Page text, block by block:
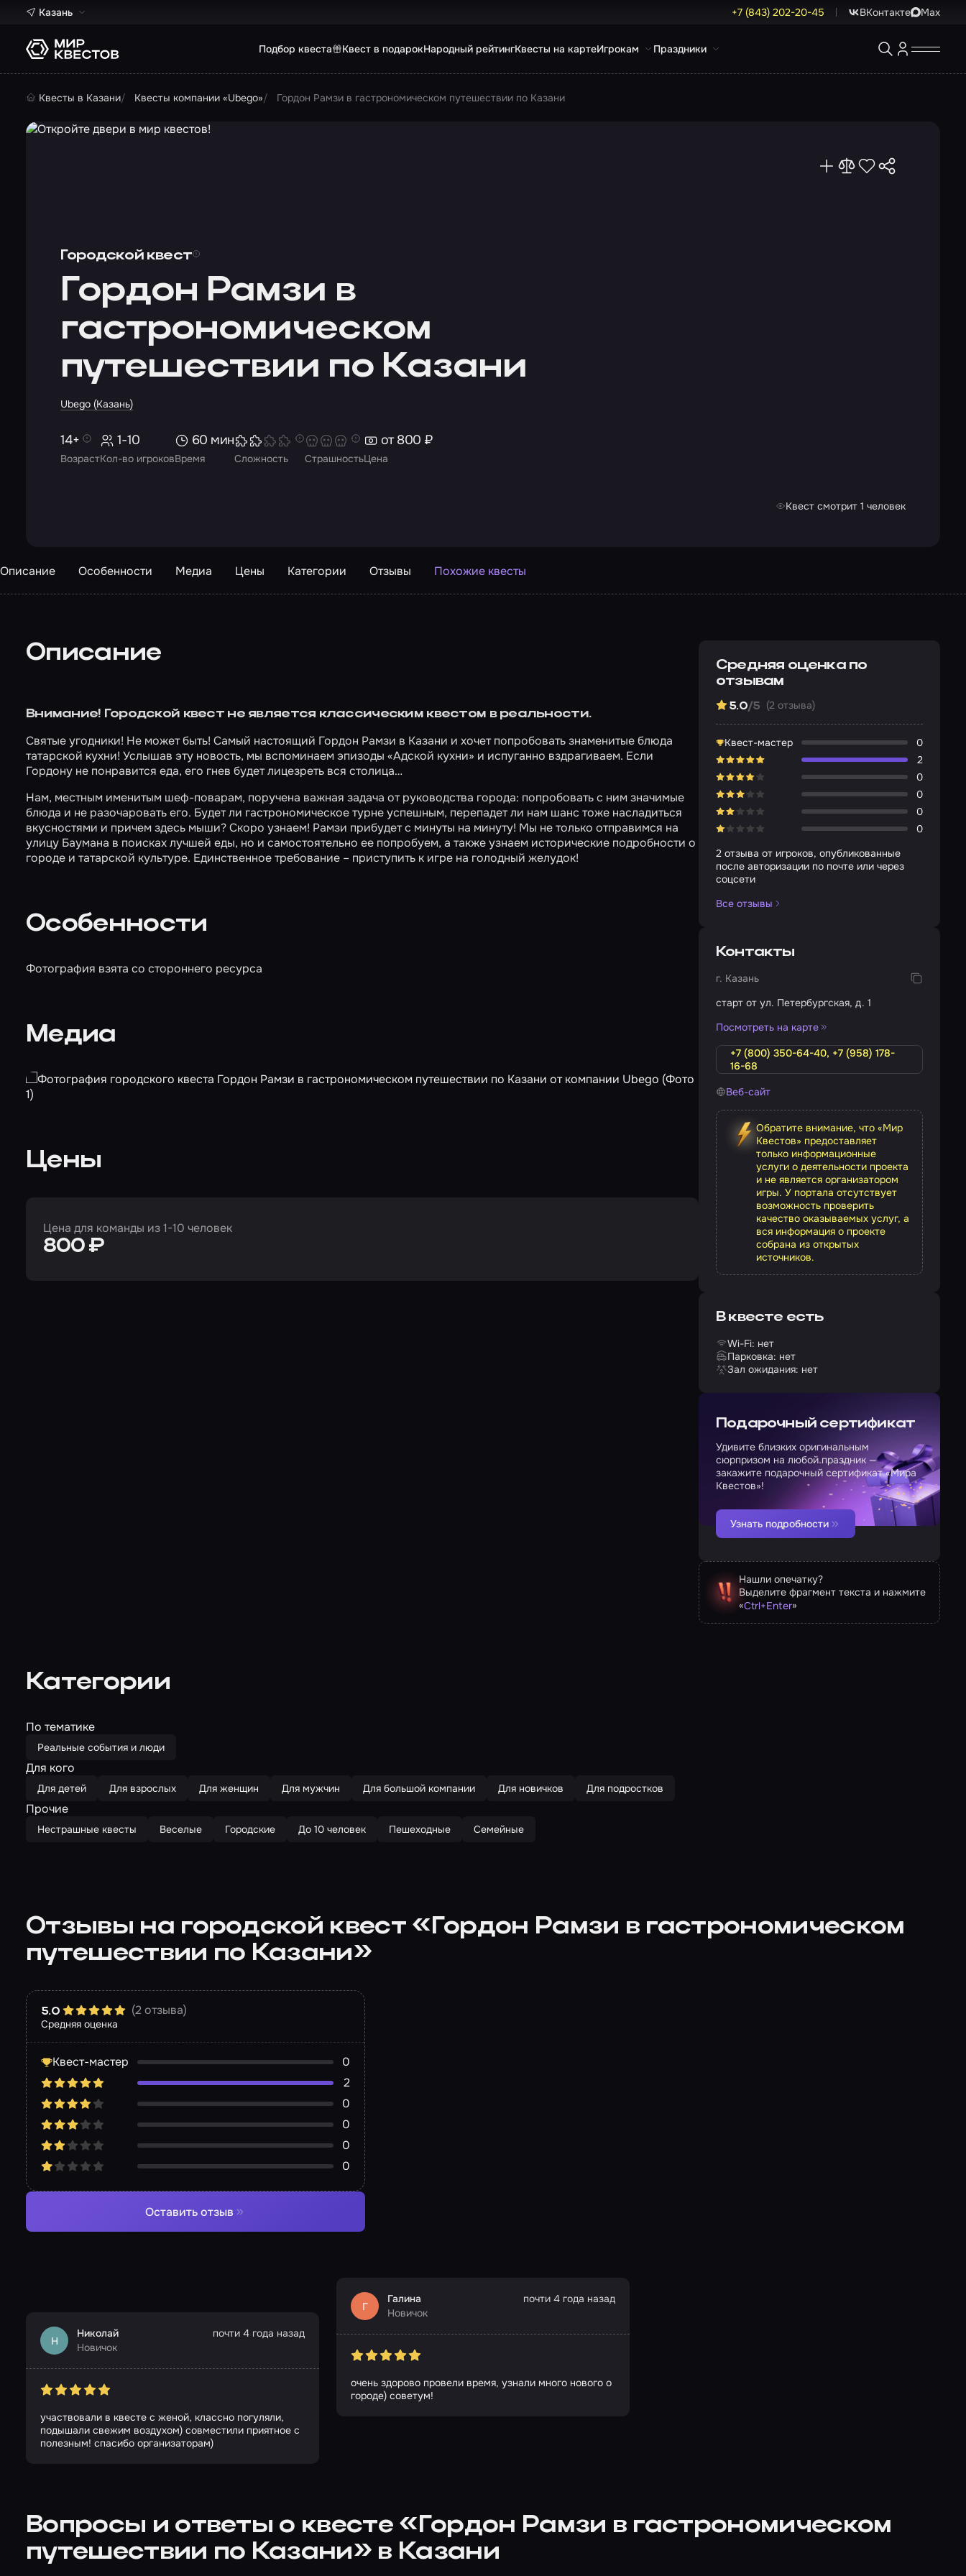
Казань +7 (843) 202-20-45 ВКонтакте Max
Подбор квеста Квест в подарокНародный рейтингКвесты на картеИгрокам Праздники
Квесты в Казани Квесты компании «Ubego» Гордон Рамзи в гастрономическом путешествии по Казани
Городской квест
Гордон Рамзи в
гастрономическом
путешествии по Казани
Ubego (Казань)
Возраст
14+
Кол-во игроков
1-10
Время
60 мин
Сложность СтрашностьЦена
от 800 ₽
Квест смотрит 1 человек
Описание Особенности Медиа Цены Категории Отзывы Похожие квесты
Описание
Внимание! Городской квест не является классическим квестом в реальности.
Святые угодники! Не может быть! Самый настоящий Гордон Рамзи в Казани и хочет попробовать знаменитые блюда
татарской кухни! Услышав эту новость, мы вспоминаем эпизоды «Адской кухни» и испуганно вздрагиваем. Если
Гордону не понравится еда, его гнев будет лицезреть вся столица…
Нам, местным именитым шеф-поварам, поручена важная задача от руководства города: попробовать с ним значимые
блюда и не разочаровать его. Будет ли гастрономическое турне успешным, перепадет ли нам шанс тоже насладиться
вкусностями и причем здесь мыши? Скоро узнаем! Рамзи прибудет с минуты на минуту! Мы не только отправимся на
улицу Баумана в поисках лучшей еды, но и самостоятельно ее попробуем, а также узнаем исторические подробности о
городе и татарской культуре. Единственное требование – приступить к игре на голодный желудок!
Особенности
Фотография взята со стороннего ресурса
Медиа
Цены
Цена для команды из 1-10 человек
800 ₽
Средняя оценка по
отзывам
5.0/5 (2 отзыва)
Квест-мастер
0
2
0
0
0
0
2 отзыва от игроков, опубликованные
после авторизации по почте или через
соцсети
Все отзывы
Контакты
г. Казань
старт от ул. Петербургская, д. 1
Посмотреть на карте
+7 (800) 350-64-40, +7 (958) 178-
16-68
Веб-сайт
Обратите внимание, что «Мир
Квестов» предоставляет
только информационные
услуги о деятельности проекта
и не является организатором
игры. У портала отсутствует
возможность проверить
качество оказываемых услуг, а
вся информация о проекте
собрана из открытых
источников.
В квесте есть
Wi-Fi: нет
Парковка: нет
Зал ожидания: нет
Подарочный сертификат
Удивите близких оригинальным
сюрпризом на любой праздник —
закажите подарочный сертификат «Мира
Квестов»!
Узнать подробности
Нашли опечатку?
Выделите фрагмент текста и нажмите
«Ctrl+Enter»
Категории
По тематике
Реальные события и люди
Для кого
Для детей Для взрослых Для женщин Для мужчин Для большой компании Для новичков Для подростков
Прочие
Нестрашные квесты Веселые Городские До 10 человек Пешеходные Семейные
Отзывы на городской квест «Гордон Рамзи в гастрономическом
путешествии по Казани»
Средняя оценка
5.0 (2 отзыва)
Квест-мастер
0
2
0
0
0
0
Оставить отзыв
Н
Николай
Новичок
почти 4 года назад
участвовали в квесте с женой, классно погуляли,
подышали свежим воздухом) совместили приятное с
полезным! спасибо организаторам)
Г
Галина
Новичок
почти 4 года назад
очень здорово провели время, узнали много нового о
городе) советум!
Вопросы и ответы о квесте «Гордон Рамзи в гастрономическом
путешествии по Казани» в Казани